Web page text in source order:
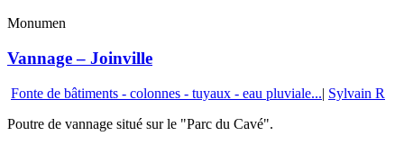
Monumen
Vannage – Joinville
Fonte de bâtiments - colonnes - tuyaux - eau pluviale...| Sylvain R
Poutre de vannage situé sur le "Parc du Cavé".